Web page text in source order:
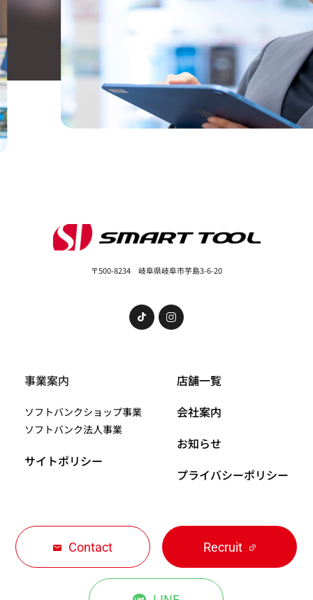
〒500-8234 岐阜県岐阜市芋島3-6-20
事業案内
ソフトバンクショップ事業
ソフトバンク法人事業
サイトポリシー
店舗一覧
会社案内
お知らせ
プライバシーポリシー
Contact Recruit